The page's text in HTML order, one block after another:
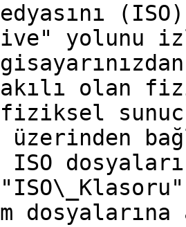
yolunu
olan
fiziksel
üzerinden
ISO